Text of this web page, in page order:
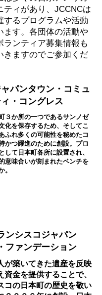
ティがあり、JCCNCは
するプログラムや活動
ます。各団体の活動や
ランティア募集情報も
きますのでご参加くだ
パンタウン・コミュ
・ コングレス
３か所の一つであるサンノゼ
化を保存するため、そしてこ
ふれ多くの可能性を秘めたコ
かつ躍進のために創設。プロ
して日本町各所に設置され、
意味合いが刻まれたベンチを
。
ンシスコジャパン
ファンデーション
が築いてきた遺産を反映
資金を提供することで、
コの日本町の歴史を敬い